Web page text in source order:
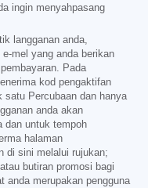
ingin menyahpasang
langganan anda,
mel yang anda berikan
Pada
kod pengaktifan
satu Percubaan dan hanya
anda akan
dan untuk tempoh
halaman
di sini melalui rujukan;
butiran promosi bagi
anda merupakan pengguna